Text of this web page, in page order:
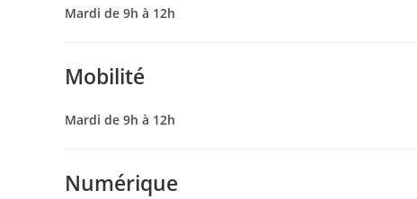
Mardi de 9h à 12h
Mobilité
Mardi de 9h à 12h
Numérique